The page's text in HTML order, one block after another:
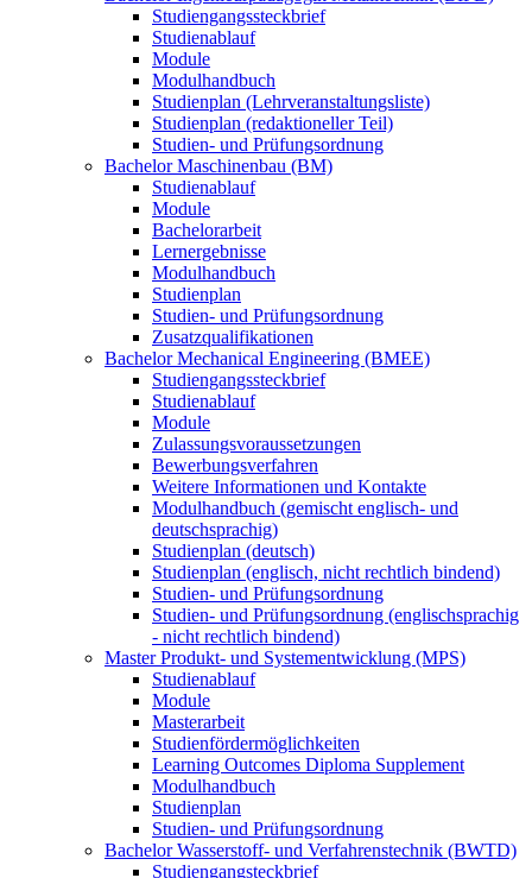
Studiengangssteckbrief
Studienablauf
Module
Modulhandbuch
Studienplan (Lehrveranstaltungsliste)
Studienplan (redaktioneller Teil)
Studien- und Prüfungsordnung
Bachelor Maschinenbau (BM)
Studienablauf
Module
Bachelorarbeit
Lernergebnisse
Modulhandbuch
Studienplan
Studien- und Prüfungsordnung
Zusatzqualifikationen
Bachelor Mechanical Engineering (BMEE)
Studiengangssteckbrief
Studienablauf
Module
Zulassungsvoraussetzungen
Bewerbungsverfahren
Weitere Informationen und Kontakte
Modulhandbuch (gemischt englisch- und
deutschsprachig)
Studienplan (deutsch)
Studienplan (englisch, nicht rechtlich bindend)
Studien- und Prüfungsordnung
Studien- und Prüfungsordnung (englischsprachig
- nicht rechtlich bindend)
Master Produkt- und Systementwicklung (MPS)
Studienablauf
Module
Masterarbeit
Studienfördermöglichkeiten
Learning Outcomes Diploma Supplement
Modulhandbuch
Studienplan
Studien- und Prüfungsordnung
Bachelor Wasserstoff- und Verfahrenstechnik (BWTD)
Studiengangsteckbrief